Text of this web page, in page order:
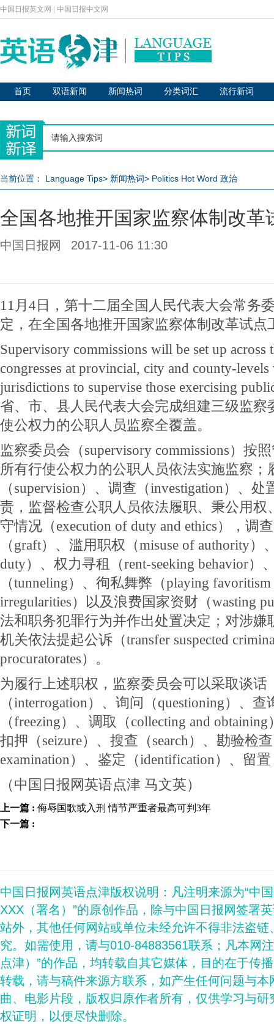
中国日报英文网 中国日报中文网
首页 双语新闻 新闻热词 分类词汇 流行新词
当前位置： Language Tips> 新闻热词> Politics Hot Word 政治
全国各地推开国家监察体制改革
中国日报网 2017-11-06 11:30
11月4日，第十二届全国人民代表大会常务
定，在全国各地推开国家监察体制改革试点
Supervisory commissions will be set up across
congresses at provincial, city and county-
jurisdictions to supervise those exercising
省、市、县人民代表大会完成组建三级监察
使公权力的公职人员监察全覆盖。
监察委员会（supervisory commissions）按
所有行使公权力的公职人员依法实施监察；
（supervision）、调查（investigation）、处
责，监督检查公职人员依法履职、秉公用权
守情况（execution of duty and ethics），调
（graft）、滥用职权（misuse of authority）
duty）、权力寻租（rent-seeking behavior）
（tunneling）、徇私舞弊（playing
irregularities）以及浪费国家资财（wasting
法和职务犯罪行为并作出处置决定；对涉嫌
机关依法提起公诉（transfer suspected
procuratorates）。
为履行上述职权，监察委员会可以采取谈话
（interrogation）、询问（questioning）、
（freezing）、调取（collecting and
扣押（seizure）、搜查（search）、勘验检
examination）、鉴定（identification）、留
（中国日报网英语点津 马文英）
上一篇 : 侮辱国歌或入刑 情节严重者最高可判3年
下一篇 :
中国日报网英语点津版权说明：凡注明来源为“中
XXX（署名）”的原创作品，除与中国日报网签署
站外，其他任何网站或单位未经允许不得非法盗
究。如需使用，请与010-84883561联系；凡本网
点津）”的作品，均转载自其它媒体，目的在于传
转载，请与稿件来源方联系，如产生任何问题与
曲、电影片段，版权归原作者所有，仅供学习与
权证明，以便尽快删除。